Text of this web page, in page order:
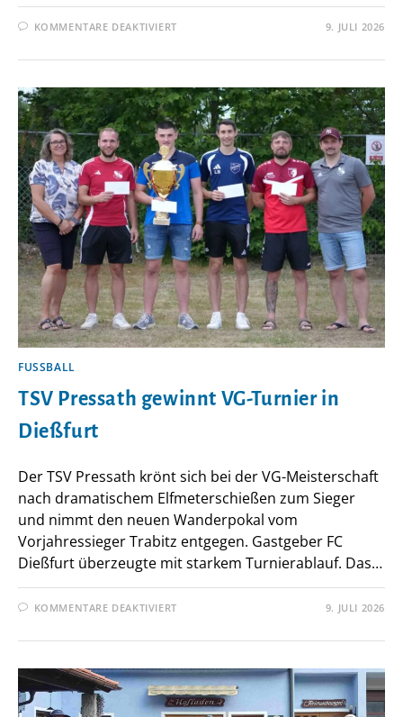
KOMMENTARE DEAKTIVIERTFÜR
BIS
JAHREN
VEREINSTREUE
–
TSV
PRESSATH
SAGT
DANKE
9. JULI 2026
FUSSBALL
TSV Pressath gewinnt VG-Turnier in
Dießfurt
Der TSV Pressath krönt sich bei der VG-Meisterschaft
nach dramatischem Elfmeterschießen zum Sieger
und nimmt den neuen Wanderpokal vom
Vorjahressieger Trabitz entgegen. Gastgeber FC
Dießfurt überzeugte mit starkem Turnierablauf. Das…
KOMMENTARE DEAKTIVIERTFÜR
GEWINNT
TURNIER
IN
DIESSFURT
9. JULI 2026